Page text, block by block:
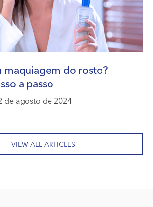
maquiagem do rosto?
a passo
de agosto de 2024
VIEW ALL ARTICLES